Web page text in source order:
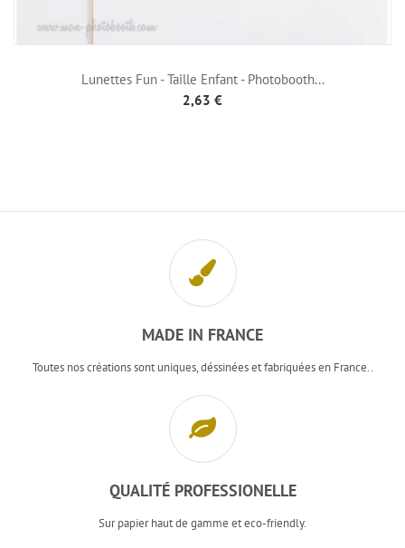
Lunettes Fun - Taille Enfant - Photobooth...
2,63 €
MADE IN FRANCE
Toutes nos créations sont uniques, déssinées et fabriquées en France..
QUALITÉ PROFESSIONELLE
Sur papier haut de gamme et eco-friendly.